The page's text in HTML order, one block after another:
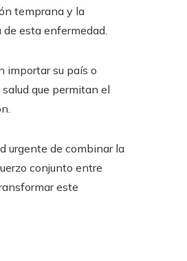
temprana y la
esta enfermedad.
importar su país o
que permitan el
urgente de combinar la
conjunto entre
este